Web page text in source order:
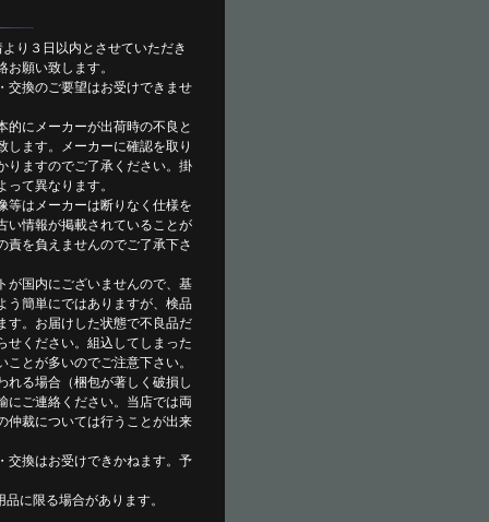
り３日以内とさせていただき
お願い致します。
交換のご要望はお受けできませ
的にメーカーが出荷時の不良と
します。メーカーに確認を取り
りますのでご了承ください。掛
って異なります。
等はメーカーは断りなく仕様を
い情報が掲載されていることが
責を負えませんのでご了承下さ
が国内にございませんので、基
う簡単にではありますが、検品
す。お届けした状態で不良品だ
せください。組込してしまった
ことが多いのでご注意下さい。
れる場合（梱包が著しく破損し
にご連絡ください。当店では両
仲裁については行うことが出来
交換はお受けできかねます。予
に限る場合があります。